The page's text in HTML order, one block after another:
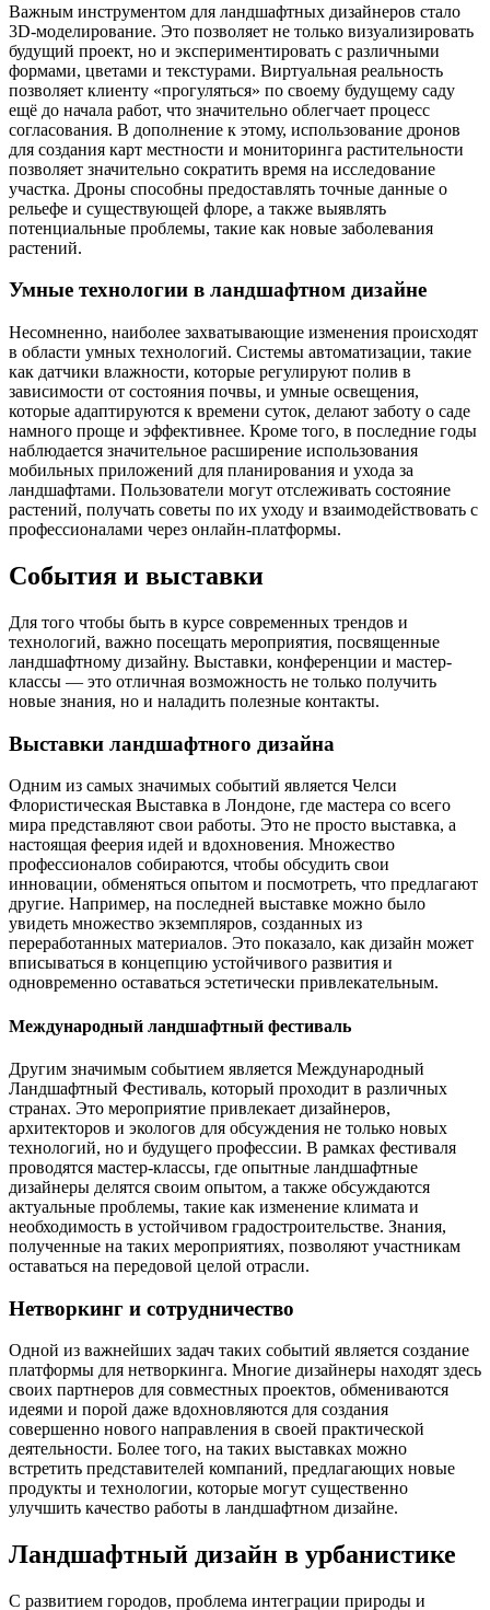
Важным инструментом для ландшафтных дизайнеров стало
3D-моделирование. Это позволяет не только визуализировать
будущий проект, но и экспериментировать с различными
формами, цветами и текстурами. Виртуальная реальность
позволяет клиенту «прогуляться» по своему будущему саду
ещё до начала работ, что значительно облегчает процесс
согласования. В дополнение к этому, использование дронов
для создания карт местности и мониторинга растительности
позволяет значительно сократить время на исследование
участка. Дроны способны предоставлять точные данные о
рельефе и существующей флоре, а также выявлять
потенциальные проблемы, такие как новые заболевания
растений.
Умные технологии в ландшафтном дизайне
Несомненно, наиболее захватывающие изменения происходят
в области умных технологий. Системы автоматизации, такие
как датчики влажности, которые регулируют полив в
зависимости от состояния почвы, и умные освещения,
которые адаптируются к времени суток, делают заботу о саде
намного проще и эффективнее. Кроме того, в последние годы
наблюдается значительное расширение использования
мобильных приложений для планирования и ухода за
ландшафтами. Пользователи могут отслеживать состояние
растений, получать советы по их уходу и взаимодействовать с
профессионалами через онлайн-платформы.
События и выставки
Для того чтобы быть в курсе современных трендов и
технологий, важно посещать мероприятия, посвященные
ландшафтному дизайну. Выставки, конференции и мастер-
классы — это отличная возможность не только получить
новые знания, но и наладить полезные контакты.
Выставки ландшафтного дизайна
Одним из самых значимых событий является Челси
Флористическая Выставка в Лондоне, где мастера со всего
мира представляют свои работы. Это не просто выставка, а
настоящая феерия идей и вдохновения. Множество
профессионалов собираются, чтобы обсудить свои
инновации, обменяться опытом и посмотреть, что предлагают
другие. Например, на последней выставке можно было
увидеть множество экземпляров, созданных из
переработанных материалов. Это показало, как дизайн может
вписываться в концепцию устойчивого развития и
одновременно оставаться эстетически привлекательным.
Международный ландшафтный фестиваль
Другим значимым событием является Международный
Ландшафтный Фестиваль, который проходит в различных
странах. Это мероприятие привлекает дизайнеров,
архитекторов и экологов для обсуждения не только новых
технологий, но и будущего профессии. В рамках фестиваля
проводятся мастер-классы, где опытные ландшафтные
дизайнеры делятся своим опытом, а также обсуждаются
актуальные проблемы, такие как изменение климата и
необходимость в устойчивом градостроительстве. Знания,
полученные на таких мероприятиях, позволяют участникам
оставаться на передовой целой отрасли.
Нетворкинг и сотрудничество
Одной из важнейших задач таких событий является создание
платформы для нетворкинга. Многие дизайнеры находят здесь
своих партнеров для совместных проектов, обмениваются
идеями и порой даже вдохновляются для создания
совершенно нового направления в своей практической
деятельности. Более того, на таких выставках можно
встретить представителей компаний, предлагающих новые
продукты и технологии, которые могут существенно
улучшить качество работы в ландшафтном дизайне.
Ландшафтный дизайн в урбанистике
С развитием городов, проблема интеграции природы и